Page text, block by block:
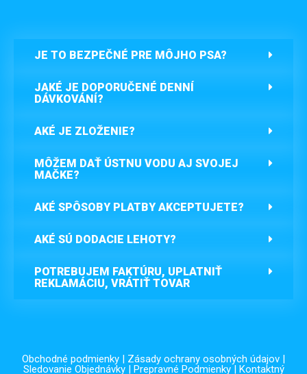
JE TO BEZPEČNÉ PRE MÔJHO PSA?
JAKÉ JE DOPORUČENÉ DENNÍ
DÁVKOVÁNÍ?
AKÉ JE ZLOŽENIE?
MÔŽEM DAŤ ÚSTNU VODU AJ SVOJEJ
MAČKE?
AKÉ SPÔSOBY PLATBY AKCEPTUJETE?
AKÉ SÚ DODACIE LEHOTY?
POTREBUJEM FAKTÚRU, UPLATNIŤ
REKLAMÁCIU, VRÁTIŤ TOVAR
Obchodné podmienky | Zásady ochrany osobných údajov |
Sledovanie Objednávky| Prepravné Podmienky| Kontaktný